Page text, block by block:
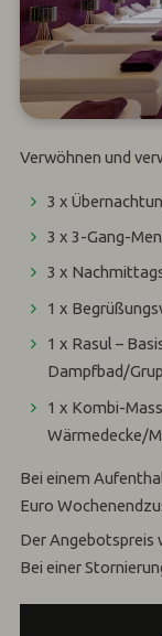
Verwöhnen und
3 x
3 x 3-Gang-
3 x
1 x
1 x Rasul –
Dampfbad/
1 x Kombi-
Wärmedecke/
Bei einem
Euro
Der Angebotspreis
Bei einer